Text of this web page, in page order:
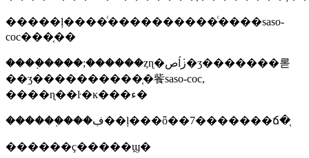
�����ļ����ͨ����������ͨ����saso-
coc���֤��
����֤����;������ȥɳ�صĺܿز�ʒ�������롣
��ʒ����������֤�飺saso-coc,
����ɳ��ŀ�ĸ���ء�
������֤���ڣ��ļ���ȫ��7�������ճ�֤
������ҫ�����ϣ�